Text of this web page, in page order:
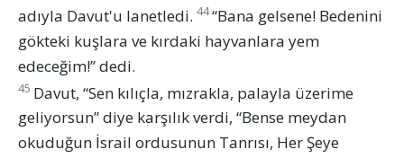
adıyla Davut'u lanetledi. 44“Bana gelsene! Bedenini
gökteki kuşlara ve kırdaki hayvanlara yem
edeceğim!” dedi.
45 Davut, “Sen kılıçla, mızrakla, palayla üzerime
geliyorsun” diye karşılık verdi, “Bense meydan
okuduğun İsrail ordusunun Tanrısı, Her Şeye